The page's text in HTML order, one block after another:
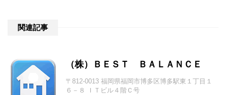
関連記事
（株）ＢＥＳＴ ＢＡＬＡＮＣＥ
〒812-0013 福岡県福岡市博多区博多駅東１丁目１
６－８ ＩＴビル４階Ｃ号